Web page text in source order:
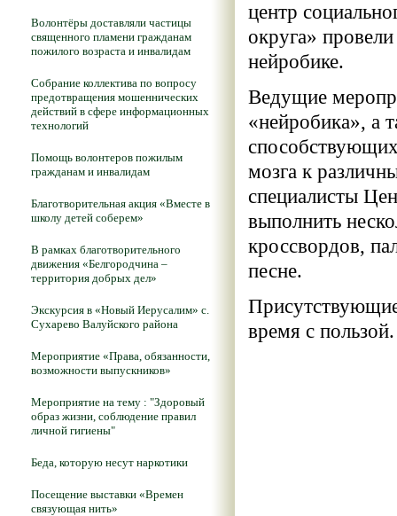
Волонтёры доставляли частицы
священного пламени гражданам
пожилого возраста и инвалидам
Собрание коллектива по вопросу
предотвращения мошеннических
действий в сфере информационных
технологий
Помощь волонтеров пожилым
гражданам и инвалидам
Благотворительная акция «Вместе в
школу детей соберем»
В рамках благотворительного
движения «Белгородчина –
территория добрых дел»
Экскурсия в «Новый Иерусалим» с.
Сухарево Валуйского района
Мероприятие «Права, обязанности,
возможности выпускников»
Мероприятие на тему : "Здоровый
образ жизни, соблюдение правил
личной гигиены"
Беда, которую несут наркотики
Посещение выставки «Времен
связующая нить»
центр
округа»
нейробике.
Ведущие
«нейробика», а
мозга к
специалисты
выполнить
кроссвордов,
песне.
Присутствующие
время с пользой.